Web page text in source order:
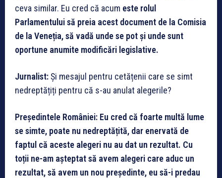
ceva similar. Eu cred că acum este rolul
Parlamentului să preia acest document de la Comisia
de la Veneția, să vadă unde se pot și unde sunt
oportune anumite modificări legislative.
Jurnalist:Și mesajul pentru cetățenii care se simt
nedreptățiți pentru că s-au anulat alegerile?
Președintele României: Eu cred că foarte multă lume
se simte, poate nu nedreptățită, dar enervată de
faptul că aceste alegeri nu au dat un rezultat. Cu
toții ne-am așteptat să avem alegeri care aduc un
rezultat, să avem un nou președinte, eu să-i predau